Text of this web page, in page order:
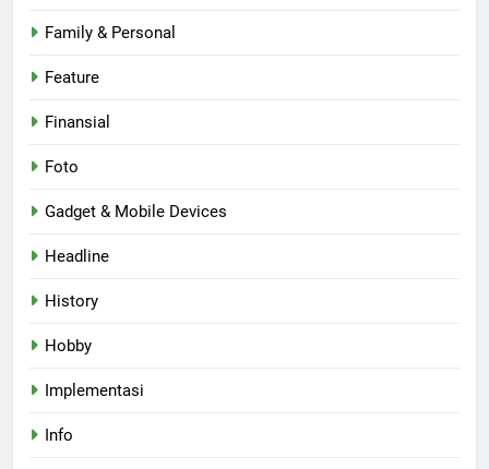
Family & Personal
Feature
Finansial
Foto
Gadget & Mobile Devices
Headline
History
Hobby
Implementasi
Info